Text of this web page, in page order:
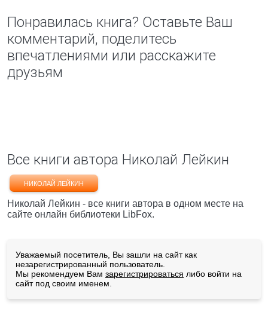
Понравилась книга? Оставьте Ваш
комментарий, поделитесь
впечатлениями или расскажите
друзьям
Все книги автора Николай Лейкин
НИКОЛАЙ ЛЕЙКИН
Николай Лейкин - все книги автора в одном месте на
сайте онлайн библиотеки LibFox.
Уважаемый посетитель, Вы зашли на сайт как
незарегистрированный пользователь.
Мы рекомендуем Вам зарегистрироваться либо войти на
сайт под своим именем.